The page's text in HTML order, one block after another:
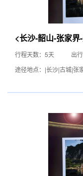
<长沙-韶山-张家
行程天数：5天
出
途径地点：|长沙|古城|张